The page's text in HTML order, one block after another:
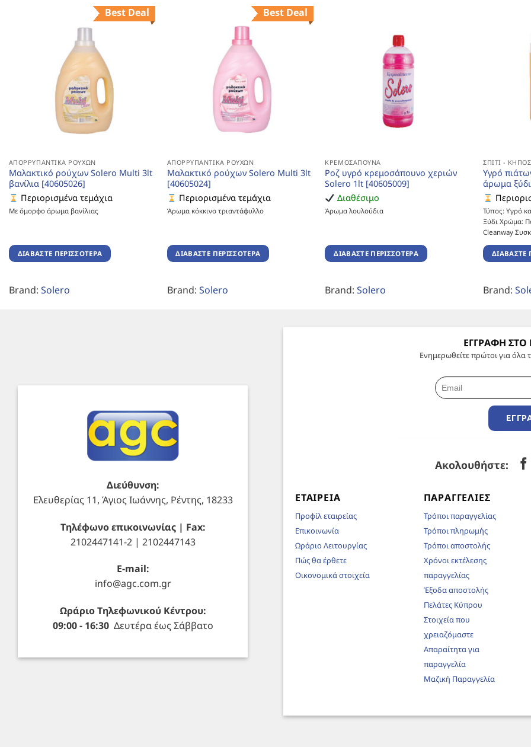
Best Deal
ΑΠΟΡΡΥΠΑΝΤΙΚΆ ΡΟΎΧΩΝ
Μαλακτικό ρούχων Solero Multi 3lt
βανίλια [40605026]
Περιορισμένα τεμάχια
Με όμορφο άρωμα βανίλιας
ΔΙΑΒΆΣΤΕ ΠΕΡΙΣΣΌΤΕΡΑ
Brand: Solero
Best Deal
ΑΠΟΡΡΥΠΑΝΤΙΚΆ ΡΟΎΧΩΝ
Μαλακτικό ρούχων Solero Multi 3lt
[40605024]
Περιορισμένα τεμάχια
Άρωμα κόκκινο τριαντάφυλλο
ΔΙΑΒΆΣΤΕ ΠΕΡΙΣΣΌΤΕΡΑ
Brand: Solero
ΚΡΕΜΟΣΆΠΟΥΝΑ
Ροζ υγρό κρεμοσάπουνο χεριών
Solero 1lt [40605009]
Διαθέσιμο
Άρωμα λουλούδια
ΔΙΑΒΆΣΤΕ ΠΕΡΙΣΣΌΤΕΡΑ
Brand:Solero
ΣΠΊΤΙ - ΚΉΠΟΣ
Υγρό
άρωμα
Τύπος: Υγρό
Ξύδι Χρώμα:
Cleanway
ΔΙΑΒΆΣΤΕ
Brand:
Διεύθυνση:
Ελευθερίας 11, Άγιος Ιωάννης, Ρέντης, 18233
Τηλέφωνο επικοινωνίας | Fax:
2102447141-2 | 2102447143
E-mail:
info@agc.com.gr
Ωράριο Τηλεφωνικού Κέντρου:
09:00 - 16:30Δευτέρα έως Σάββατο
ΕΓΓΡΑΦΗ ΣΤΟ
Ενημερωθείτε πρώτοι για όλα
Ακολουθήστε:
ΕΤΑΙΡΕΊΑ
Προφίλ εταιρείας
Επικοινωνία
Ωράριο Λειτουργίας
Πώς θα έρθετε
Οικονομικά στοιχεία
ΠΑΡΑΓΓΕΛΊΕΣ
Τρόποι παραγγελίας
Τρόποι πληρωμής
Τρόποι αποστολής
Χρόνοι εκτέλεσης
παραγγελίας
Έξοδα αποστολής
Πελάτες Κύπρου
Στοιχεία που
χρειαζόμαστε
Απαραίτητα για
παραγγελία
Μαζική Παραγγελία